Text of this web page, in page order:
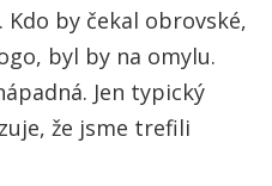
Kdo by čekal obrovské,
byl by na omylu.
Jen typický
že jsme trefili